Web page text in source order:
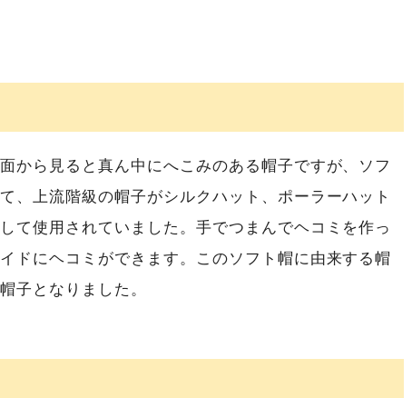
から見ると真ん中にへこみのある帽子ですが、ソフ
、上流階級の帽子がシルクハット、ポーラーハット
て使用されていました。手でつまんでヘコミを作っ
ドにヘコミができます。このソフト帽に由来する帽
子となりました。